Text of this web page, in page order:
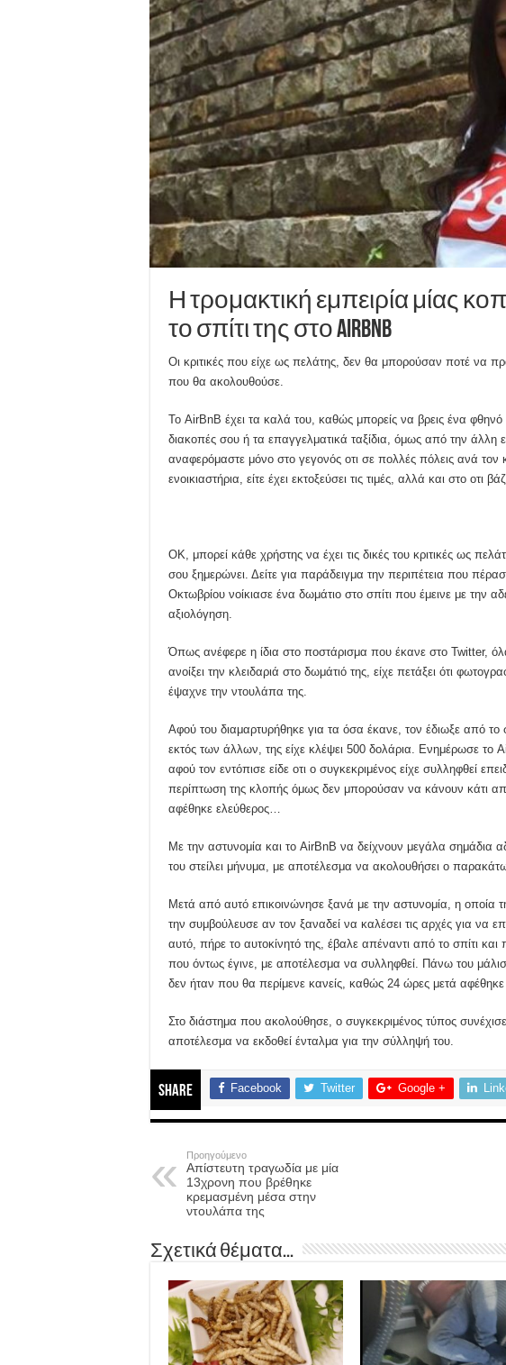
Η τρομακτική εμπειρία μίας
το σπίτι της στο AirBnB
Οι κριτικές που είχε ως πελάτης, δεν θα μπορούσαν ποτέ να
που θα ακολουθούσε.
Το AirBnB έχει τα καλά του, καθώς μπορείς να βρεις ένα φθηνό
διακοπές σου ή τα επαγγελματικά ταξίδια, όμως από την άλλη
αναφερόμαστε μόνο στο γεγονός οτι σε πολλές πόλεις ανά τον
ενοικιαστήρια, είτε έχει εκτοξεύσει τις τιμές, αλλά και στο οτι
ΟΚ, μπορεί κάθε χρήστης να έχει τις δικές του κριτικές ως
σου ξημερώνει. Δείτε για παράδειγμα την περιπέτεια που
Οκτωβρίου νοίκιασε ένα δωμάτιο στο σπίτι που έμεινε με την
αξιολόγηση.
Όπως ανέφερε η ίδια στο ποστάρισμα που έκανε στο Twitter,
ανοίξει την κλειδαριά στο δωμάτιό της, είχε πετάξει ότι
έψαχνε την ντουλάπα της.
Αφού του διαμαρτυρήθηκε για τα όσα έκανε, τον έδιωξε από το
εκτός των άλλων, της είχε κλέψει 500 δολάρια. Ενημέρωσε το
αφού τον εντόπισε είδε οτι ο συγκεκριμένος είχε συλληφθεί
περίπτωση της κλοπής όμως δεν μπορούσαν να κάνουν κάτι
αφέθηκε ελεύθερος…
Με την αστυνομία και το AirBnB να δείχνουν μεγάλα σημάδια
του στείλει μήνυμα, με αποτέλεσμα να ακολουθήσει ο
Μετά από αυτό επικοινώνησε ξανά με την αστυνομία, η οποία
την συμβούλευσε αν τον ξαναδεί να καλέσει τις αρχές για να
αυτό, πήρε το αυτοκίνητό της, έβαλε απέναντι από το σπίτι και
που όντως έγινε, με αποτέλεσμα να συλληφθεί. Πάνω του
δεν ήταν που θα περίμενε κανείς, καθώς 24 ώρες μετά
Στο διάστημα που ακολούθησε, ο συγκεκριμένος τύπος
αποτέλεσμα να εκδοθεί ένταλμα για την σύλληψή του.
Share Facebook Twitter Google +
Προηγούμενο
Απίστευτη τραγωδία με μία
13χρονη που βρέθηκε
κρεμασμένη μέσα στην
ντουλάπα της
Σχετικά θέματα...